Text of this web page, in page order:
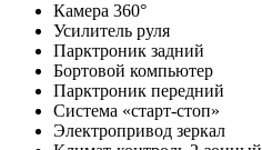
Камера 360°
Усилитель руля
Парктроник задний
Бортовой компьютер
Парктроник передний
Система «старт-стоп»
Электропривод зеркал